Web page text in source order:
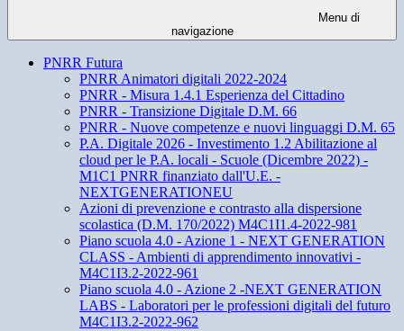
Menu di
navigazione
PNRR Futura
PNRR Animatori digitali 2022-2024
PNRR - Misura 1.4.1 Esperienza del Cittadino
PNRR - Transizione Digitale D.M. 66
PNRR - Nuove competenze e nuovi linguaggi D.M. 65
P.A. Digitale 2026 - Investimento 1.2 Abilitazione al
cloud per le P.A. locali - Scuole (Dicembre 2022) -
M1C1 PNRR finanziato dall'U.E. -
NEXTGENERATIONEU
Azioni di prevenzione e contrasto alla dispersione
scolastica (D.M. 170/2022) M4C1I1.4-2022-981
Piano scuola 4.0 - Azione 1 - NEXT GENERATION
CLASS - Ambienti di apprendimento innovativi -
M4C1I3.2-2022-961
Piano scuola 4.0 - Azione 2 -NEXT GENERATION
LABS - Laboratori per le professioni digitali del futuro
M4C1I3.2-2022-962